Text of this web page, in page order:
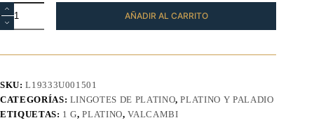
Lingote
Platino
1g
Suisse
AÑADIR AL CARRITO
SKU:L19333U001501
CATEGORÍAS: LINGOTES DE PLATINO,PLATINO Y PALADIO
ETIQUETAS: 1 G,PLATINO,VALCAMBI